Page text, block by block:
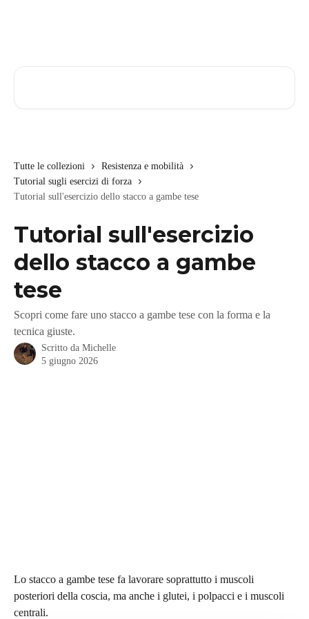
Tutte le collezioni
Resistenza e mobilità
Tutorial sugli esercizi di forza
Tutorial sull'esercizio dello stacco a gambe tese
Tutorial sull'esercizio
dello stacco a gambe
tese
Scopri come fare uno stacco a gambe tese con la forma e la
tecnica giuste.
Scritto da Michelle
5 giugno 2026
Lo stacco a gambe tese fa lavorare soprattutto i muscoli
posteriori della coscia, ma anche i glutei, i polpacci e i muscoli
centrali.